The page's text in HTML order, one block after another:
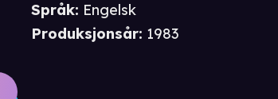
Språk: Engelsk
Produksjonsår: 1983